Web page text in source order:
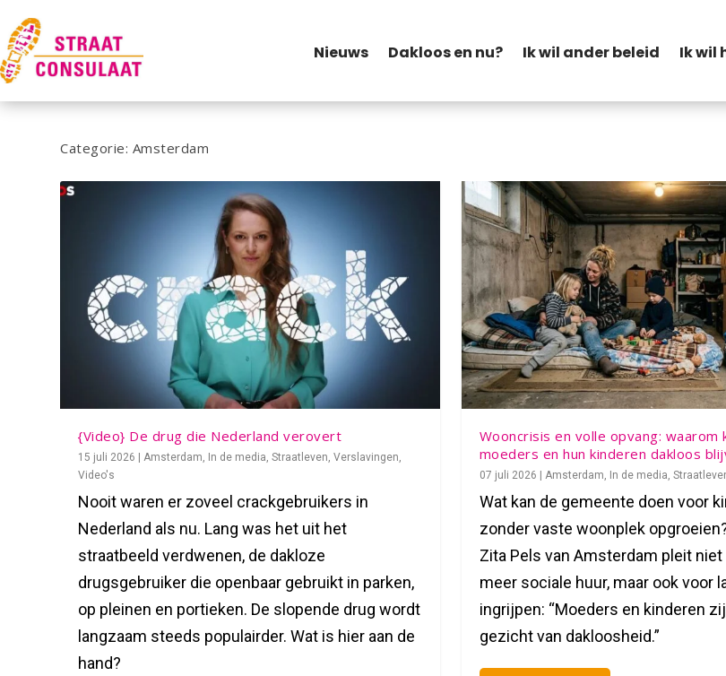
Nieuws Dakloos en nu? Ik wil ander beleid Ik wil
Categorie: Amsterdam
{Video} De drug die Nederland verovert
15 juli 2026 |Amsterdam, In de media,Straatleven,Verslavingen,
Video's
Nooit waren er zoveel crackgebruikers in
Nederland als nu. Lang was het uit het
straatbeeld verdwenen, de dakloze
drugsgebruiker die openbaar gebruikt in parken,
op pleinen en portieken. De slopende drug wordt
langzaam steeds populairder. Wat is hier aan de
hand?
Wooncrisis en volle opvang: waarom
moeders en hun kinderen dakloos
07 juli 2026 Amsterdam, In de media,
Wat kan de gemeente doen voor
zonder vaste woonplek
Zita Pels van Amsterdam pleit niet
meer sociale huur, maar ook voor
ingrijpen: “Moeders en kinderen
gezicht van dakloosheid.”